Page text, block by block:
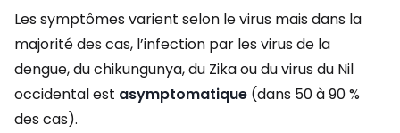
Les symptômes varient selon le virus mais dans la
majorité des cas, l’infection par les virus de la
dengue, du chikungunya, du Zika ou du virus du Nil
occidental est asymptomatique (dans 50 à 90 %
des cas).